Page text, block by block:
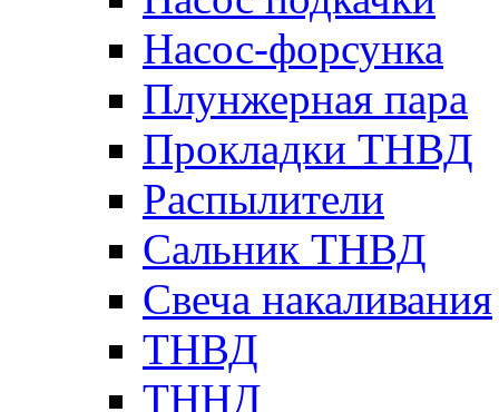
Насос-форсунка
Плунжерная пара
Прокладки ТНВД
Распылители
Сальник ТНВД
Свеча накаливания
ТНВД
ТННД